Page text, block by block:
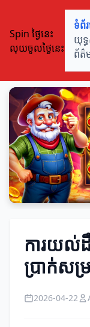
Spin ថ្ងៃនេះ
លុយចូលថ្ងៃនេះ
ទំព័
យុទ្ធ
ព័ត៌
ការយល់
ប្រាក់សម្
2026-04-22